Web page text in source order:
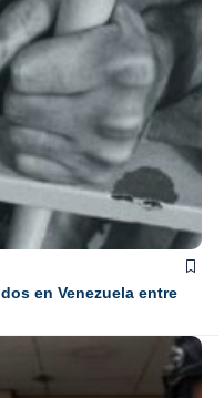
en Venezuela entre